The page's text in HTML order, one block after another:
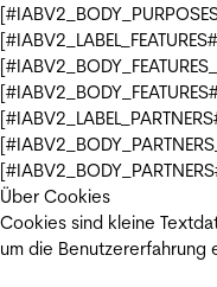
Über Cookies
Cookies sind kleine
um die Benutzererfahrung